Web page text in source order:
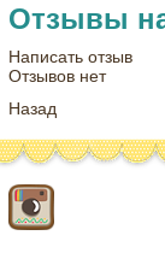
Отзывы
Написать отзыв
Отзывов нет
Назад